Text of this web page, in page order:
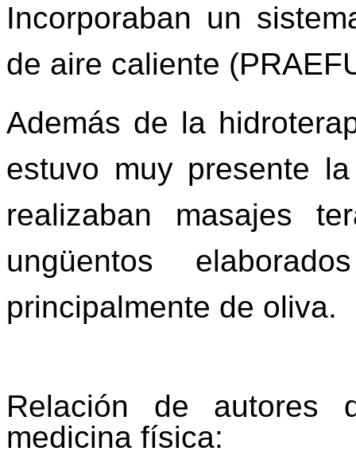
Incorporaban un
de aire caliente
Además de la
estuvo muy presente
realizaban masajes
ungüentos
principalmente de oliva.
Relación de autores
medicina física: